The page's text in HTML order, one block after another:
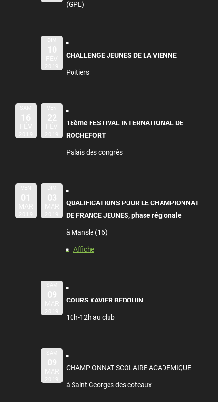
(GPL)
DIM
10
FÉV
2019
CHALLENGE JEUNES DE LA VIENNE
Poitiers
SAM
16
FÉV
2019
VEN
22
FÉV
2019
18ème FESTIVAL INTERNATIONAL DE
ROCHEFORT
Palais des congrès
VEN
01
MAR
2019
DIM
03
MAR
2019
QUALIFICATIONS POUR LE CHAMPIONNAT
DE FRANCE JEUNES, phase régionale
à Mansle (16)
Affiche
SAM
09
MAR
2019
COURS XAVIER BEDOUIN
10h-12h au club
SAM
09
MAR
2019
CHAMPIONNAT SCOLAIRE ACADEMIQUE
à Saint Georges des coteaux